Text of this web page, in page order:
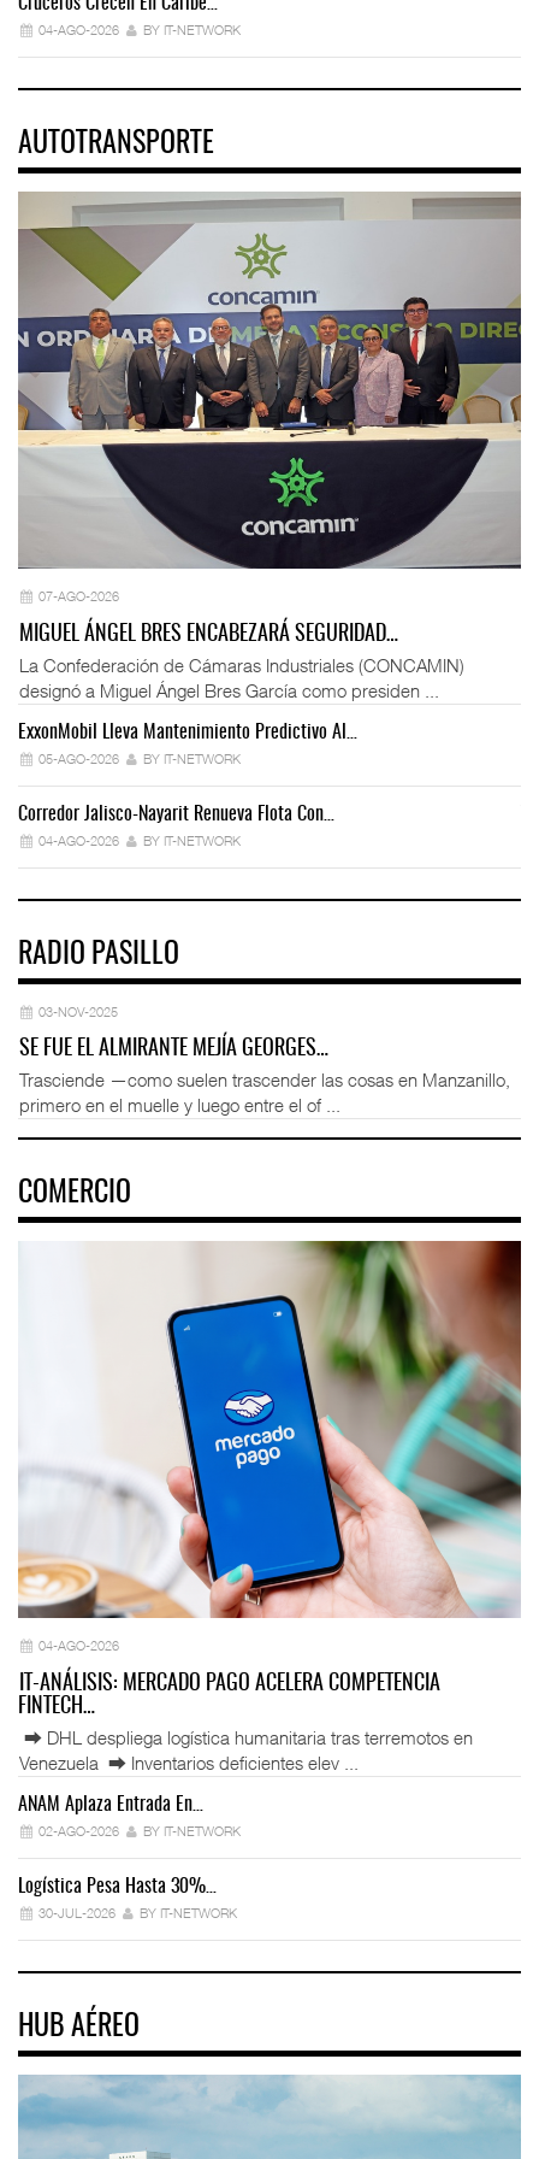
04-AGO-2026 BY IT-NETWORK
AUTOTRANSPORTE
07-AGO-2026
MIGUEL ÁNGEL BRES ENCABEZARÁ SEGURIDAD…
La Confederación de Cámaras Industriales (CONCAMIN)
designó a Miguel Ángel Bres García como presiden ...
ExxonMobil Lleva Mantenimiento Predictivo Al…
05-AGO-2026 BY IT-NETWORK
Corredor Jalisco-Nayarit Renueva Flota Con…
04-AGO-2026 BY IT-NETWORK
RADIO PASILLO
03-NOV-2025
SE FUE EL ALMIRANTE MEJÍA GEORGES…
Trasciende —como suelen trascender las cosas en Manzanillo,
primero en el muelle y luego entre el of ...
COMERCIO
04-AGO-2026
IT-ANÁLISIS: MERCADO PAGO ACELERA COMPETENCIA
FINTECH…
⮕ DHL despliega logística humanitaria tras terremotos en
Venezuela ⮕ Inventarios deficientes elev ...
ANAM Aplaza Entrada En…
02-AGO-2026 BY IT-NETWORK
Logística Pesa Hasta 30%…
30-JUL-2026 BY IT-NETWORK
HUB AÉREO